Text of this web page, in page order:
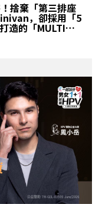
捨棄「第三排座
，卻採用「5
造的「MULTI